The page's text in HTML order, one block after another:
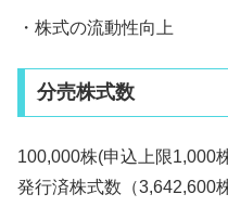
・株式の流動性向上
分売株式数
100,000株(申込上限1,000
発行済株式数（3,642,600